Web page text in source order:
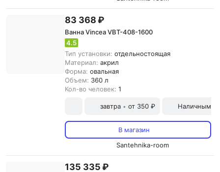
83 368 ₽
Ванна Vincea VBT-408-1600
4.5
Тип установки: отдельностоящая
Материал: акрил
Форма: овальная
Объем: 360 л
Кол-во человек: 1
завтра • от 350 ₽ Наличными
В магазин
Santehnika-room
135 335 ₽